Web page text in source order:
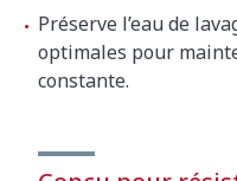
Préserve l’eau de
optimales pour
constante.